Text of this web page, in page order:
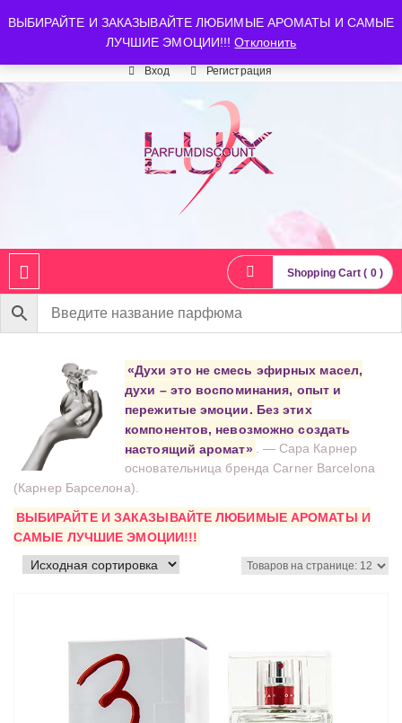
ВЫБИРАЙТЕ И ЗАКАЗЫВАЙТЕ ЛЮБИМЫЕ АРОМАТЫ И САМЫЕ
ЛУЧШИЕ ЭМОЦИИ!!!Отклонить
luxparfumdiscount@mail.ru +7 903 544 11 18 г. Москва
Время работы: пн-сб 10:00-21:00
Вход Регистрация
Shopping Cart ( 0 )
«Духи это не смесь эфирных масел,
духи – это воспоминания, опыт и
пережитые эмоции. Без этих
компонентов, невозможно создать
настоящий аромат» . — Сара Карнер
основательница бренда Carner Barcelona
(Карнер Барселона).
ВЫБИРАЙТЕ И ЗАКАЗЫВАЙТЕ ЛЮБИМЫЕ АРОМАТЫ И
САМЫЕ ЛУЧШИЕ ЭМОЦИИ!!!